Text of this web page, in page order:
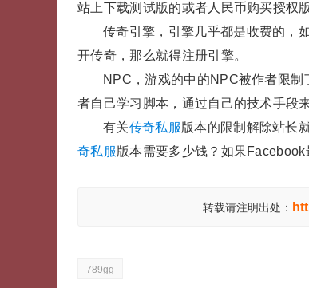
站上下载测试版的或者人民币购买授权
传奇引擎，引擎几乎都是收费的，
开传奇，那么就得注册引擎。
NPC，游戏的中的NPC被作者限
者自己学习脚本，通过自己的技术手段
有关传奇私服版本的限制解除站长
奇私服版本需要多少钱？如果Facebook
转载请注明出处：
789gg